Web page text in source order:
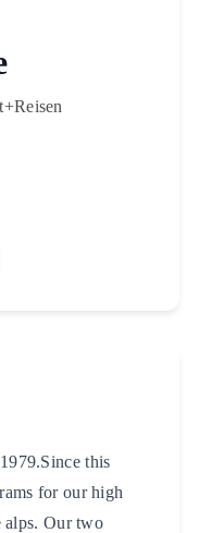
this
for our high
alps. Our two